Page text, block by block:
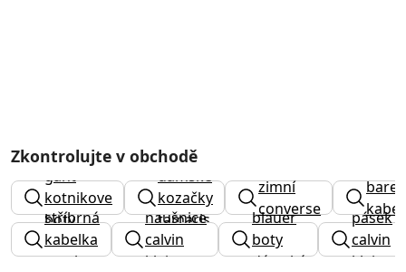
Zkontrolujte v obchodě
gant
kotnikove
boty
dámské
kozačky
tamaris
zimní
converse
stříbrná
kabelka
na ples
naušnice
calvin
klein
blauer
boty
dámské
pásek
calvin
klein